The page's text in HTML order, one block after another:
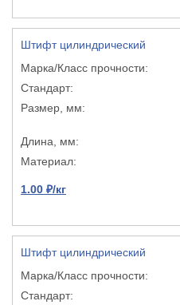
Штифт цилиндрический
1.00 ₽/кг
Штифт цилиндрический